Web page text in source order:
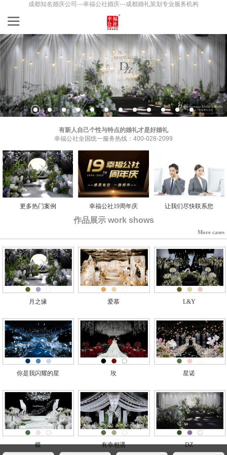
成都知名婚庆公司---幸福公社婚庆---成都婚礼策划专业服务机构
有新人自己个性与特点的婚礼才是好婚礼
幸福公社全国统一服务热线：400-028-2099
更多热门案例 幸福公社19周年庆 让我们尽快联系您
作品展示 work shows
More cases
月之缘 爱慕 L&Y
你是我闪耀的星 玫 星诺
蝶 有幸相遇 DZ